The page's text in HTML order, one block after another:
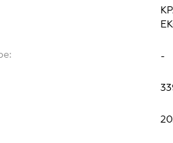
-